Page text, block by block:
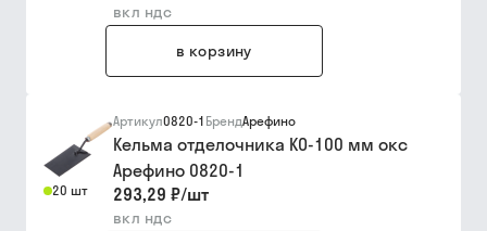
вкл ндс
в корзину
20 шт
Артикул0820-1 БрендАрефино
Кельма отделочника КО-100 мм окс
Арефино 0820-1
293,29 ₽/шт
вкл ндс